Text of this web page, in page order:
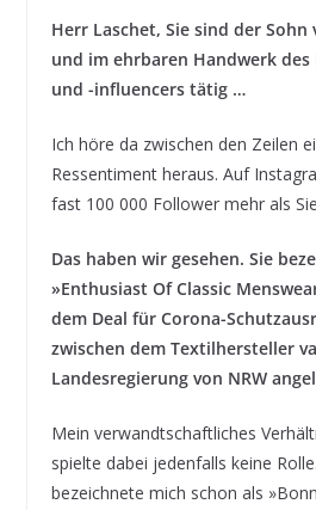
Herr Laschet, Sie sind der Sohn
und im ehrbaren Handwerk des
und -influencers tätig …
Ich höre da zwischen den Zeilen
Ressentiment heraus. Auf
fast 100 000 Follower mehr als
Das haben wir gesehen. Sie
»Enthusiast Of Classic
dem Deal für Corona-
zwischen dem Textilhersteller
Landesregierung von NRW
Mein verwandtschaftliches
spielte dabei jedenfalls keine
bezeichnete mich schon als